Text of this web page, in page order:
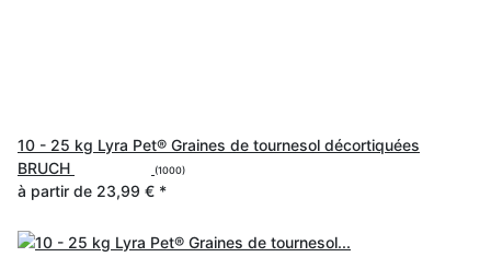
10 - 25 kg Lyra Pet® Graines de tournesol décortiquées
BRUCH
(1000)
à partir de 23,99 € *